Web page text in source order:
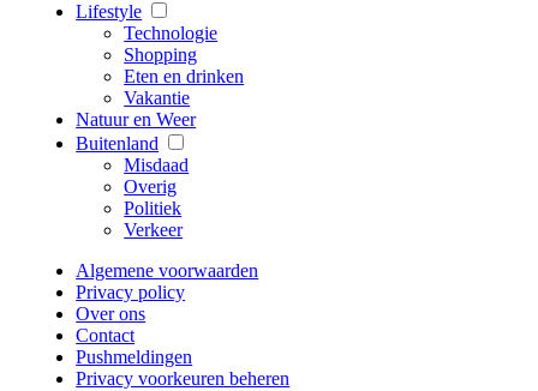
Lifestyle
Technologie
Shopping
Eten en drinken
Vakantie
Natuur en Weer
Buitenland
Misdaad
Overig
Politiek
Verkeer
Algemene voorwaarden
Privacy policy
Over ons
Contact
Pushmeldingen
Privacy voorkeuren beheren